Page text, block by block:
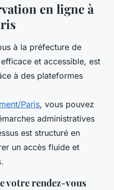
en ligne à
à la préfecture de
et accessible, est
à des plateformes
Paris, vous pouvez
administratives
est structuré en
un accès fluide et
votre rendez-vous